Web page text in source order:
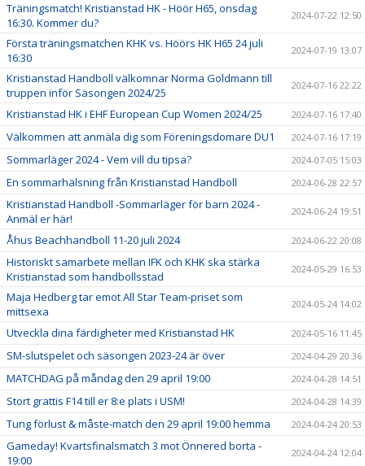
Träningsmatch! Kristianstad HK - Höör H65, onsdag
16:30. Kommer du?
2024-07-22 12:50
Första träningsmatchen KHK vs. Höörs HK H65 24 juli
16:30
2024-07-19 13:07
Kristianstad Handboll välkomnar Norma Goldmann till
truppen inför Säsongen 2024/25
2024-07-16 22:22
Kristianstad HK i EHF European Cup Women 2024/25 2024-07-16 17:40
Välkommen att anmäla dig som Föreningsdomare DU1 2024-07-16 17:19
Sommarläger 2024 - Vem vill du tipsa? 2024-07-05 15:03
En sommarhälsning från Kristianstad Handboll 2024-06-28 22:57
Kristianstad Handboll -Sommarläger för barn 2024 -
Anmäl er här!
2024-06-24 19:51
Åhus Beachhandboll 11-20 juli 2024 2024-06-22 20:08
Historiskt samarbete mellan IFK och KHK ska stärka
Kristianstad som handbollsstad
2024-05-29 16:53
Maja Hedberg tar emot All Star Team-priset som
mittsexa
2024-05-24 14:02
Utveckla dina färdigheter med Kristianstad HK 2024-05-16 11:45
SM-slutspelet och säsongen 2023-24 är över 2024-04-29 20:36
MATCHDAG på måndag den 29 april 19:00 2024-04-28 14:51
Stort grattis F14 till er 8:e plats i USM! 2024-04-28 14:39
Tung förlust & måste-match den 29 april 19:00 hemma 2024-04-24 20:53
Gameday! Kvartsfinalsmatch 3 mot Önnered borta -
19:00
2024-04-24 12:04